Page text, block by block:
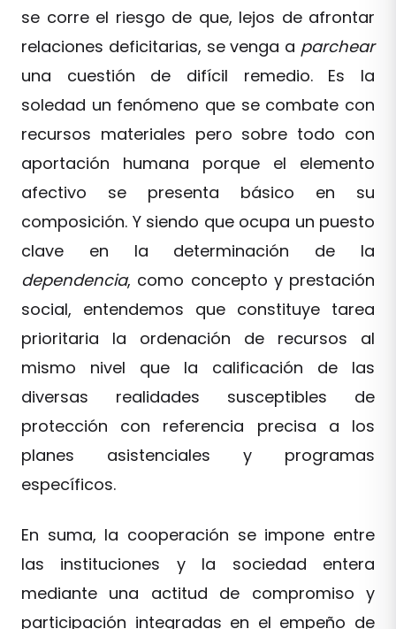
se corre el riesgo de que, lejos de afrontar
relaciones deficitarias, se venga a parchear
una cuestión de difícil remedio. Es la
soledad un fenómeno que se combate con
recursos materiales pero sobre todo con
aportación humana porque el elemento
afectivo se presenta básico en su
composición. Y siendo que ocupa un puesto
clave en la determinación de la
dependencia, como concepto y prestación
social, entendemos que constituye tarea
prioritaria la ordenación de recursos al
mismo nivel que la calificación de las
diversas realidades susceptibles de
protección con referencia precisa a los
planes asistenciales y programas
específicos.
En suma, la cooperación se impone entre
las instituciones y la sociedad entera
mediante una actitud de compromiso y
participación integradas en el empeño de